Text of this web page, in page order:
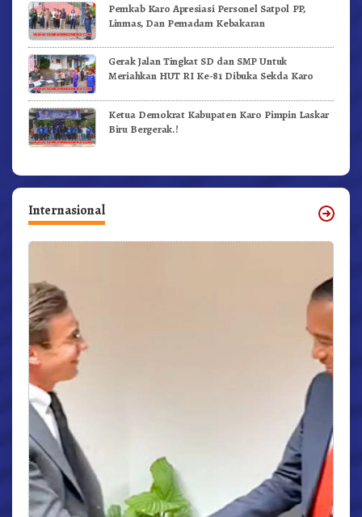
Pemkab Karo Apresiasi Personel Satpol PP,
Linmas, Dan Pemadam Kebakaran
Gerak Jalan Tingkat SD dan SMP Untuk
Meriahkan HUT RI Ke-81 Dibuka Sekda Karo
Ketua Demokrat Kabupaten Karo Pimpin Laskar
Biru Bergerak.!
Internasional